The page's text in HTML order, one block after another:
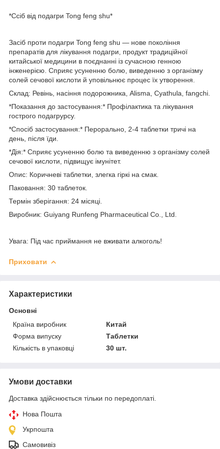
*Ссіб від подагри Tong feng shu*
Засіб проти подагри Tong feng shu — нове покоління
препаратів для лікування подагри, продукт традиційної
китайської медицини в поєднанні із сучасною генною
інженерією. Сприяє усуненню болю, виведенню з організму
солей сечової кислоти й уповільнює процес їх утворення.
Склад: Ревінь, насіння подорожника, Alisma, Cyathula, fangchi.
*Показання до застосування:* Профілактика та лікування
гострого подагрурсу.
*Спосіб застосування:* Перорально, 2-4 таблетки тричі на
день, після їди.
*Дія:* Сприяє усуненню болю та виведенню з організму солей
сечової кислоти, підвищує імунітет.
Опис: Коричневі таблетки, злегка гіркі на смак.
Паковання: 30 таблеток.
Термін зберігання: 24 місяці.
Виробник: Guiyang Runfeng Pharmaceutical Co., Ltd.
Увага: Під час приймання не вживати алкоголь!
Приховати
Характеристики
Основні
Країна виробник
Китай
Форма випуску
Таблетки
Кількість в упаковці
30 шт.
Умови доставки
Доставка здійснюється тільки по передоплаті.
Нова Пошта
Укрпошта
Самовивіз